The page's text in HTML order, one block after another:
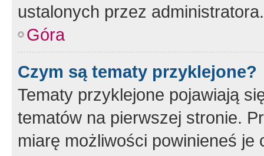
ustalonych przez administratora.
Góra
Czym są tematy przyklejone?
Tematy przyklejone pojawiają
tematów na pierwszej stronie.
miarę możliwości powinieneś je